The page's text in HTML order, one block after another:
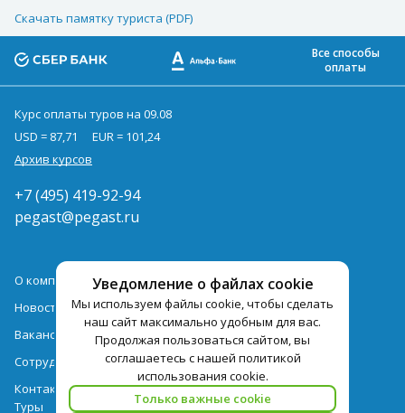
Скачать памятку туриста (PDF)
Уведомление о файлах cookie
Мы используем файлы cookie, чтобы сделать
наш сайт максимально удобным для вас.
Продолжая пользоваться сайтом, вы
соглашаетесь с нашей политикой
использования cookie.
Только важные cookie
Все способы
оплаты
Курс оплаты туров на 09.08
USD = 87,71
EUR = 101,24
Архив курсов
+7 (495) 419-92-94
pegast@pegast.ru
О компании
Новости
Вакансии
Сотрудничество
Контактная информация
Туры